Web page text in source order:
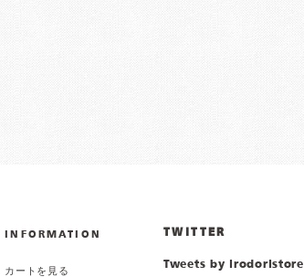
INFORMATION
カートを見る
TWITTER
Tweets by irodoristore